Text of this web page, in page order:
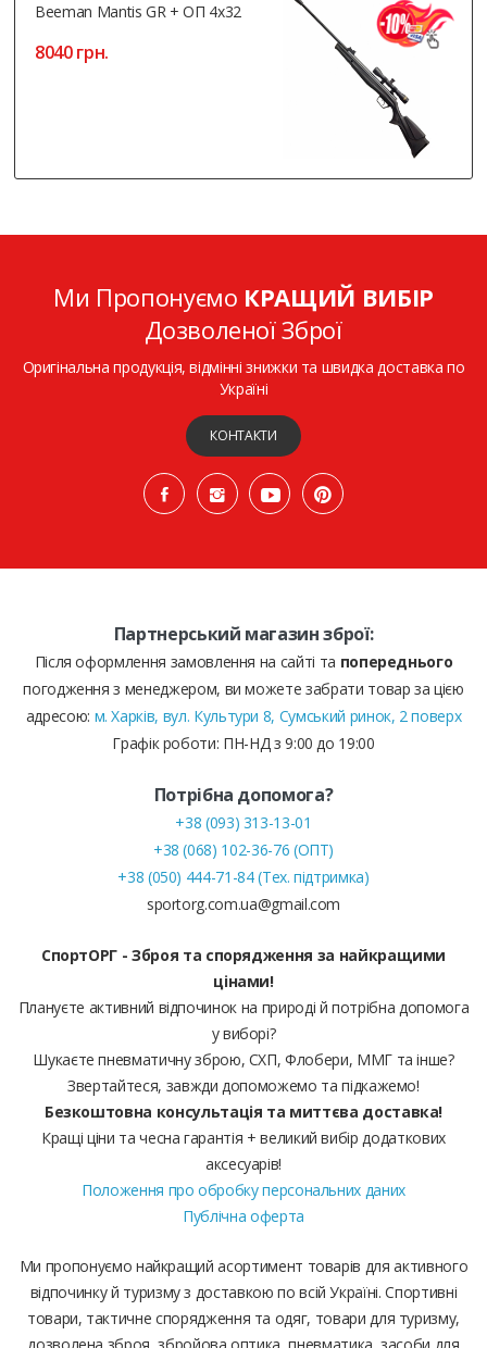
Beeman Mantis GR + ОП 4x32
8040 грн.
Ми Пропонуємо КРАЩИЙ ВИБІР
Дозволеної Зброї
Оригінальна продукція, відмінні знижки та швидка доставка по
Україні
КОНТАКТИ
Партнерський магазин зброї:
Після оформлення замовлення на сайті та попереднього
погодження з менеджером, ви можете забрати товар за цією
адресою: м. Харків, вул. Культури 8, Сумський ринок, 2 поверх
Графік роботи: ПН-НД з 9:00 до 19:00
Потрібна допомога?
+38 (093) 313-13-01
+38 (068) 102-36-76 (ОПТ)
+38 (050) 444-71-84 (Тех. підтримка)
sportorg.com.ua@gmail.com
СпортОРГ - Зброя та спорядження за найкращими
цінами!
Плануєте активний відпочинок на природі й потрібна допомога
у виборі?
Шукаєте пневматичну зброю, СХП, Флобери, ММГ та інше?
Звертайтеся, завжди допоможемо та підкажемо!
Безкоштовна консультація та миттєва доставка!
Кращі ціни та чесна гарантія + великий вибір додаткових
аксесуарів!
Положення про обробку персональних даних
Публічна оферта
Ми пропонуємо найкращий асортимент товарів для активного
відпочинку й туризму з доставкою по всій Україні. Спортивні
товари, тактичне спорядження та одяг, товари для туризму,